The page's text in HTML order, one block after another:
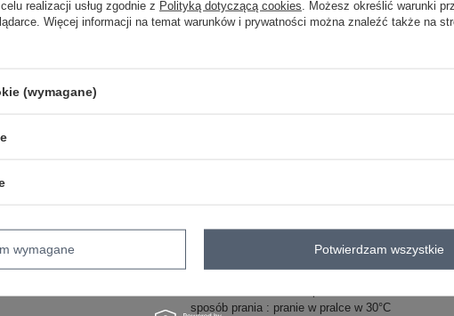
ZALOGUJ
+48 601 547 740 Zadaj
sposób prania : pranie w pralce w 30°C
realizacji usług zgodnie z Polityką dotyczącą cookies . Możesz określić warunki
Więcej informacji na temat warunków i prywatności można znaleźć także na
(wymagane)
wymagane Potwierdzam wszystkie